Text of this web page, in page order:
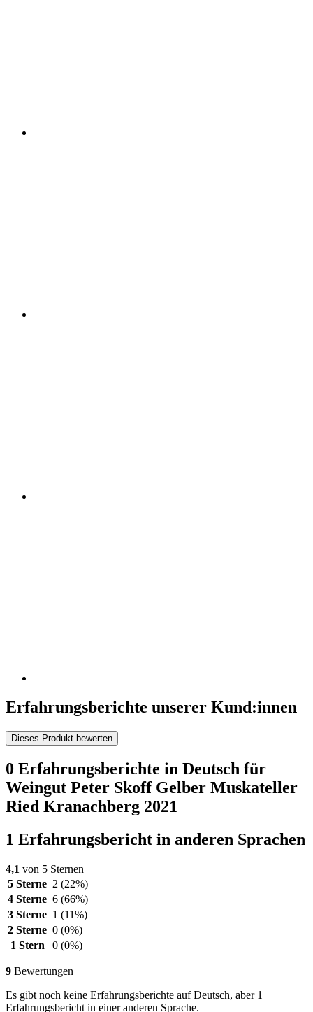
Erfahrungsberichte unserer Kund:innen
Dieses Produkt bewerten
0 Erfahrungsberichte in Deutsch für
Weingut Peter Skoff Gelber Muskateller
Ried Kranachberg 2021
1 Erfahrungsbericht in anderen Sprachen
4,1 von 5 Sternen
5 Sterne 2 (22%)
4 Sterne 6 (66%)
3 Sterne 1 (11%)
2 Sterne 0 (0%)
1 Stern
0 (0%)
9 Bewertungen
Es gibt noch keine Erfahrungsberichte auf Deutsch, aber 1
Erfahrungsbericht in einer anderen Sprache.